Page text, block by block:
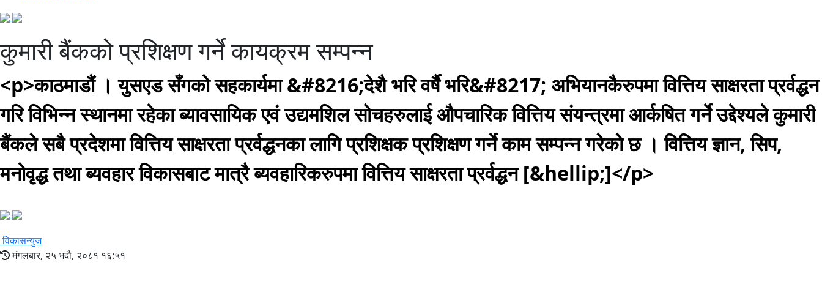
कुमारी बैंकको प्रशिक्षण गर्ने कायक्रम सम्पन्न
<p>काठमाडौं । युसएड सँगको सहकार्यमा &#8216;देशै भरि वर्षै भरि&#8217; अभियानकैरुपमा वित्तिय साक्षरता प्रर्वद्धन
गरि विभिन्न स्थानमा रहेका ब्यावसायिक एवं उद्यमशिल सोचहरुलाई औपचारिक वित्तिय संयन्त्रमा आर्कषित गर्ने उद्देश्यले कुमारी
बैंकले सबै प्रदेशमा वित्तिय साक्षरता प्रर्वद्धनका लागि प्रशिक्षक प्रशिक्षण गर्ने काम सम्पन्न गरेको छ । वित्तिय ज्ञान, सिप,
मनोवृद्ध तथा ब्यवहार विकासबाट मात्रै ब्यवहारिकरुपमा वित्तिय साक्षरता प्रर्वद्धन [&hellip;]</p>
विकासन्युज
मंगलबार, २५ भदौ, २०८१ १६:५१